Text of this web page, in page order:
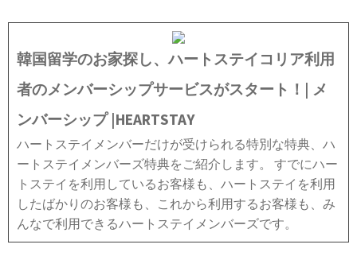
韓国留学のお家探し、ハートステイコリア利用
者のメンバーシップサービスがスタート！| メ
ンバーシップ |HEARTSTAY
ハートステイメンバーだけが受けられる特別な特典、ハ
ートステイメンバーズ特典をご紹介します。 すでにハー
トステイを利用しているお客様も、ハートステイを利用
したばかりのお客様も、これから利用するお客様も、み
んなで利用できるハートステイメンバーズです。